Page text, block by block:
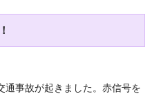
通事故が起きました。赤信号を